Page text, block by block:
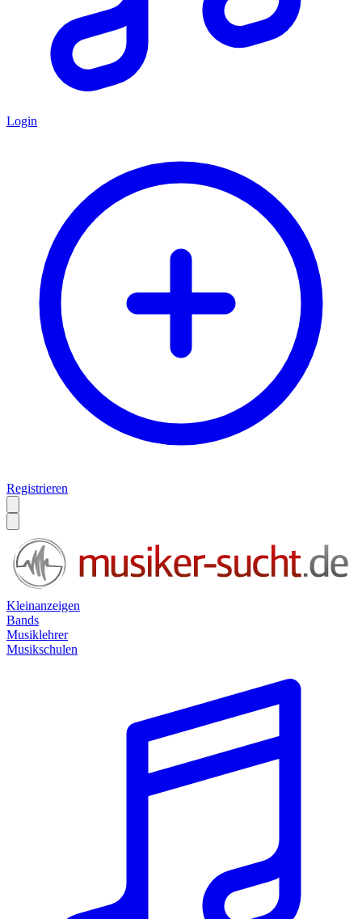
Login
Registrieren
Kleinanzeigen
Bands
Musiklehrer
Musikschulen